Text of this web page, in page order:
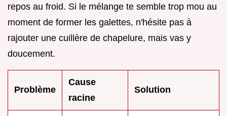
repos au froid. Si le mélange te semble trop mou au
moment de former les galettes, n'hésite pas à
rajouter une cuillère de chapelure, mais vas y
doucement.
Problème
Cause
racine
Solution